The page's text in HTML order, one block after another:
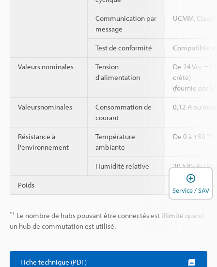
Communication par
message
UCMM,
Test de conformité Compatible
Valeurs nominales
Tension
d'alimentation
De 24 Vcc
crête)
(fournie par
Valeursnominales
Consommation de
courant
0,12 A ou
Résistance à
l'environnement
Température
ambiante
De 0 à +50 °C
Humidité relative 20 à 85 % HR
Poids Environ 470 g
*1 Le nombre de hubs pouvant être connectés est illimité quand
un hub de commutation est utilisé.
Fiche technique (PDF)
Service / SAV